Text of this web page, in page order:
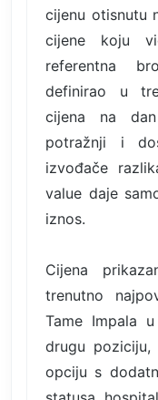
cijenu otisnutu
cijene koju
referentna
definirao u
cijena na
potražnji i
izvođače
value daje
iznos.
Cijena
trenutno
Tame Impala
drugu poziciju,
opciju s